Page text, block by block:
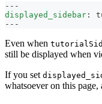
---
displayed_sidebar :
---
Even when
still be displayed when
If you set
whatsoever on this page,